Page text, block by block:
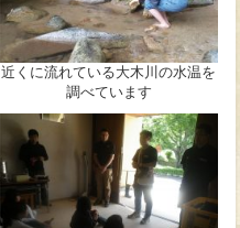
近くに流れている大木川の水温を
調べています